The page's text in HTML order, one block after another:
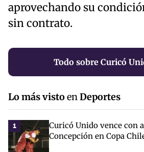
aprovechando su
sin contrato.
Todo sobre Curicó
Lo más vistoenDeportes
1
Curicó Unido vence con
Concepción en Copa